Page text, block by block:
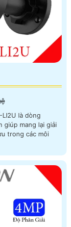
LI2U là dòng
giúp mang lại giải
trong các môi